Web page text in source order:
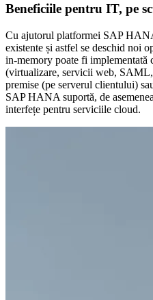
Beneficiile pentru IT, pe
Cu ajutorul platformei SAP
existente și astfel se deschid noi
in-memory poate fi implementată
(virtualizare, servicii web,
premise (pe serverul clientului)
SAP HANA suportă, de
interfețe pentru serviciile cloud.